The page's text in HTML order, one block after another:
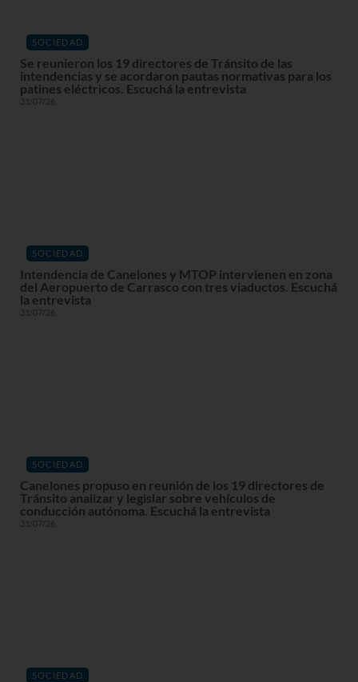
SOCIEDAD
Se reunieron los 19 directores de Tránsito de las
intendencias y se acordaron pautas normativas para los
patines eléctricos. Escuchá la entrevista
31/07/26
SOCIEDAD
Intendencia de Canelones y MTOP intervienen en zona
del Aeropuerto de Carrasco con tres viaductos. Escuchá
la entrevista
31/07/26
SOCIEDAD
Canelones propuso en reunión de los 19 directores de
Tránsito analizar y legislar sobre vehículos de
conducción autónoma. Escuchá la entrevista
31/07/26
SOCIEDAD